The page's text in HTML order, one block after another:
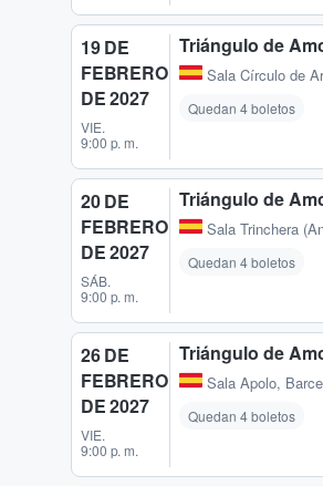
19 DE
FEBRERO
DE 2027
VIE.
9:00 p. m.
Triángulo de
Sala Círculo de
Quedan 4 boletos
20 DE
FEBRERO
DE 2027
SÁB.
9:00 p. m.
Triángulo de
Sala Trinchera
Quedan 4 boletos
26 DE
FEBRERO
DE 2027
VIE.
9:00 p. m.
Triángulo de
Sala Apolo,
Quedan 4 boletos